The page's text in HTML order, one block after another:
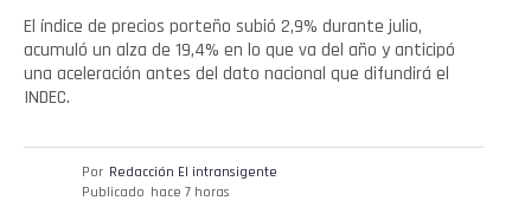
El índice de precios porteño subió 2,9% durante julio,
acumuló un alza de 19,4% en lo que va del año y anticipó
una aceleración antes del dato nacional que difundirá el
INDEC.
Por Redacción El intransigente
Publicado hace 7 horas